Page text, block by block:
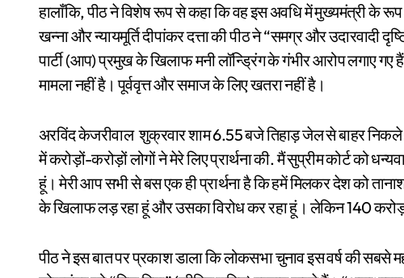
हालाँकि, पीठ ने विशेष रूप से कहा कि वह इस अवधि में मुख्यमंत्री के रूप
खन्ना और न्यायमूर्ति दीपांकर दत्ता की पीठ ने “समग्र और उदारवादी
पार्टी (आप) प्रमुख के खिलाफ मनी लॉन्ड्रिंग के गंभीर आरोप लगाए गए
मामला नहीं है। पूर्ववृत्त और समाज के लिए खतरा नहीं है।
अरविंद केजरीवाल शुक्रवार शाम 6.55 बजे तिहाड़ जेल से बाहर
में करोड़ों-करोड़ों लोगों ने मेरे लिए प्रार्थना की. मैं सुप्रीम कोर्ट को
हूं। मेरी आप सभी से बस एक ही प्रार्थना है कि हमें मिलकर देश को
के खिलाफ लड़ रहा हूं और उसका विरोध कर रहा हूं। लेकिन 140 करोड़
पीठ ने इस बात पर प्रकाश डाला कि लोकसभा चुनाव इस वर्ष की सबसे महत्वपूर्ण और महत्वपूर्ण घटना है, और कहा कि ये चुनाव